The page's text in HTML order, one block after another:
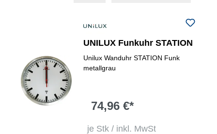
UNILUX Funkuhr STATION
Unilux Wanduhr STATION Funk
metallgrau
74,96 €*
je Stk / inkl. MwSt